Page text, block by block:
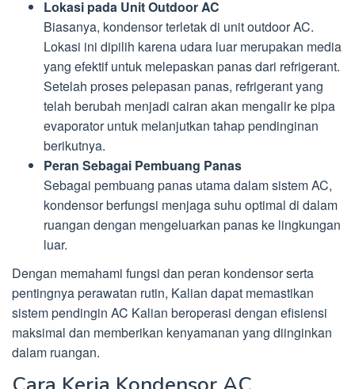
Lokasi pada Unit Outdoor AC
Biasanya, kondensor terletak di unit outdoor AC.
Lokasi ini dipilih karena udara luar merupakan media
yang efektif untuk melepaskan panas dari refrigerant.
Setelah proses pelepasan panas, refrigerant yang
telah berubah menjadi cairan akan mengalir ke pipa
evaporator untuk melanjutkan tahap pendinginan
berikutnya.
Peran Sebagai Pembuang Panas
Sebagai pembuang panas utama dalam sistem AC,
kondensor berfungsi menjaga suhu optimal di dalam
ruangan dengan mengeluarkan panas ke lingkungan
luar.
Dengan memahami fungsi dan peran kondensor serta
pentingnya perawatan rutin, Kalian dapat memastikan
sistem pendingin AC Kalian beroperasi dengan efisiensi
maksimal dan memberikan kenyamanan yang diinginkan
dalam ruangan.